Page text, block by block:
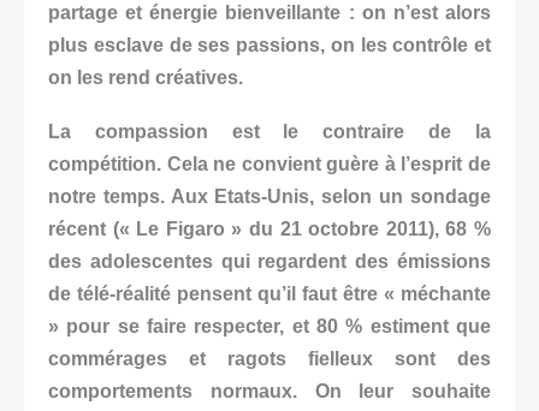
partage eténergie bienveillante : on n’est alors
plus esclave de ses passions, on les contrôle et
on les rend créatives.
La compassion est le contraire de la
compétition. Cela ne convient guère à l’esprit de
notre temps. Aux Etats-Unis, selon un sondage
récent (« Le Figaro » du 21 octobre 2011), 68 %
des adolescentes qui regardent des émissions
de télé-réalité pensent qu’il faut être « méchante
» pour se faire respecter, et 80 % estiment que
commérages et ragots fielleux sont des
comportements normaux. On leur souhaite